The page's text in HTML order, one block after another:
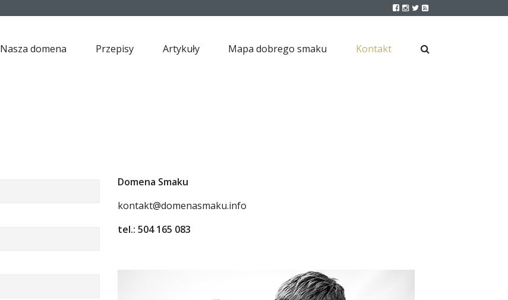
Nasza domena Przepisy Artykuły Mapa dobrego smaku Kontakt
Domena Smaku
kontakt@domenasmaku.info
tel.: 504 165 083